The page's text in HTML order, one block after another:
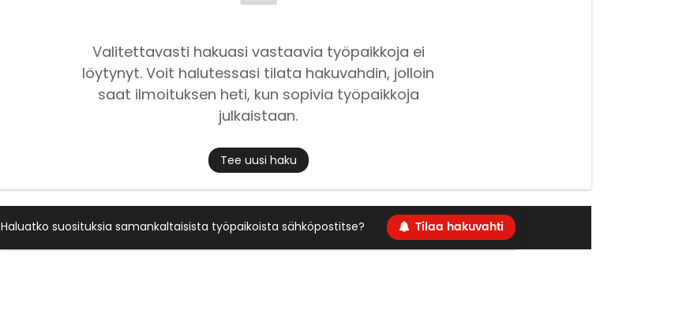
Valitettavasti hakuasi vastaavia työpaikkoja ei
löytynyt. Voit halutessasi tilata hakuvahdin, jolloin
saat ilmoituksen heti, kun sopivia työpaikkoja
julkaistaan.
Tee uusi haku
Haluatko suosituksia samankaltaisista työpaikoista sähköpostitse? Tilaa hakuvahti